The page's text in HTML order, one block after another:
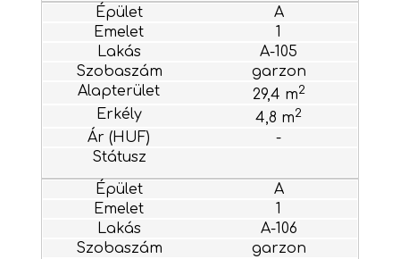
A
1
A-105
garzon
29,4 m2
4,8 m2
-
A
1
A-106
garzon